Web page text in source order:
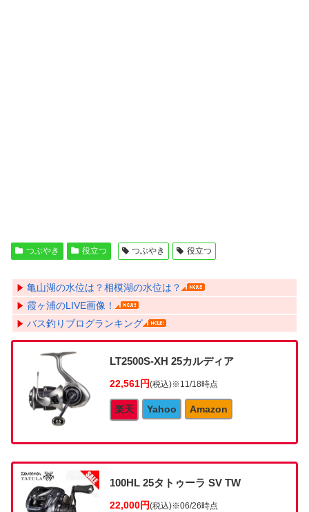
つぶやき 役立つ つぶやき 役立つ
亀山湖の水位は？相模湖の水位は？
霞ヶ浦のLIVE画像！
バス釣りブログランキング
LT2500S-XH 25カルディア
22,561円(税込)※11/18時点
楽天 Yahoo Amazon
100HL 25タトゥーラ SV TW
22,000円(税込)※06/26時点